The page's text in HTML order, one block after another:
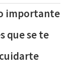
importante
que se te